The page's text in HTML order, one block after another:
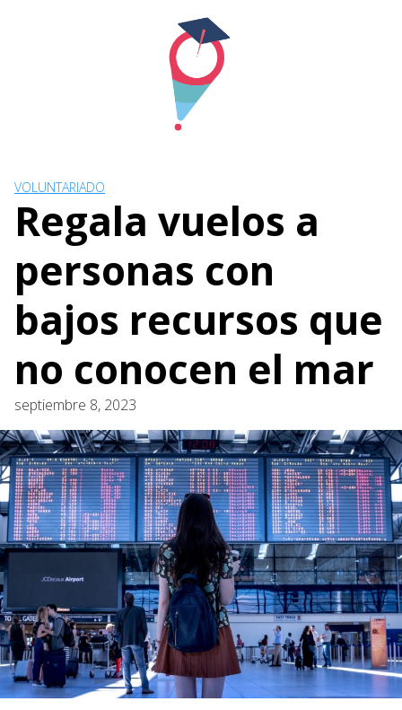
VOLUNTARIADO
Regala vuelos a
personas con
bajos recursos que
no conocen el mar
septiembre 8, 2023